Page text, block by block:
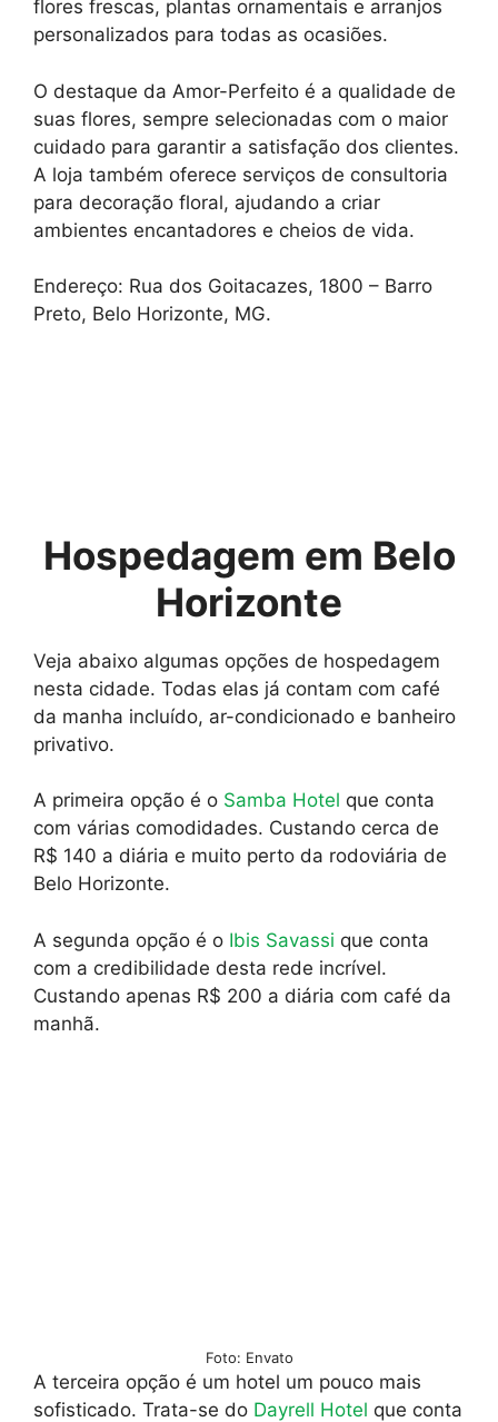
flores frescas, plantas ornamentais e arranjos
personalizados para todas as ocasiões.
O destaque da Amor-Perfeito é a qualidade de
suas flores, sempre selecionadas com o maior
cuidado para garantir a satisfação dos clientes.
A loja também oferece serviços de consultoria
para decoração floral, ajudando a criar
ambientes encantadores e cheios de vida.
Endereço: Rua dos Goitacazes, 1800 – Barro
Preto, Belo Horizonte, MG.
Hospedagem em Belo
Horizonte
Veja abaixo algumas opções de hospedagem
nesta cidade. Todas elas já contam com café
da manha incluído, ar-condicionado e banheiro
privativo.
A primeira opção é o Samba Hotel que conta
com várias comodidades. Custando cerca de
R$ 140 a diária e muito perto da rodoviária de
Belo Horizonte.
A segunda opção é o Ibis Savassi que conta
com a credibilidade desta rede incrível.
Custando apenas R$ 200 a diária com café da
manhã.
Foto: Envato
A terceira opção é um hotel um pouco mais
sofisticado. Trata-se do Dayrell Hotel que conta